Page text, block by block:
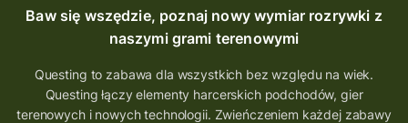
Baw się wszędzie, poznaj nowy wymiar rozrywki z
naszymi grami terenowymi
Questing to zabawa dla wszystkich bez względu na wiek.
Questing łączy elementy harcerskich podchodów, gier
terenowych i nowych technologii. Zwieńczeniem każdej zabawy